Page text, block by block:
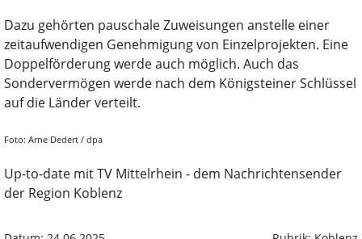
Dazu gehörten pauschale Zuweisungen anstelle einer
zeitaufwendigen Genehmigung von Einzelprojekten. Eine
Doppelförderung werde auch möglich. Auch das
Sondervermögen werde nach dem Königsteiner Schlüssel
auf die Länder verteilt.
Foto: Arne Dedert / ​dpa
Up-to-date mit TV Mittelrhein - dem Nachrichtensender
der Region Koblenz